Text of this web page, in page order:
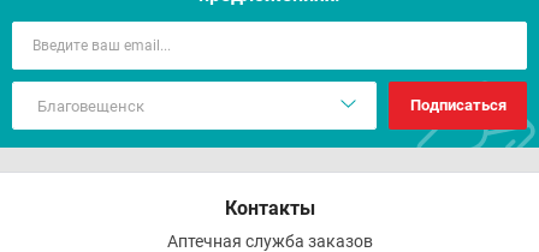
Подписаться
Контакты
Аптечная служба заказов